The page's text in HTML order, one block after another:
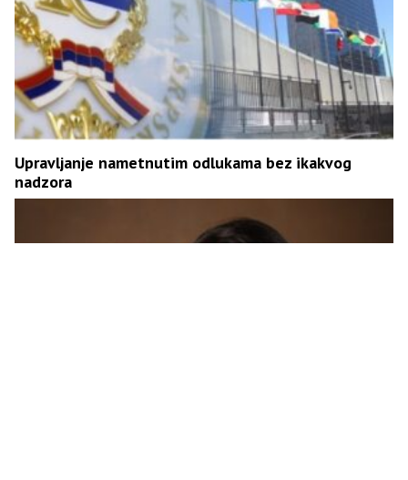
Upravljanje nametnutim odlukama bez ikakvog
nadzora